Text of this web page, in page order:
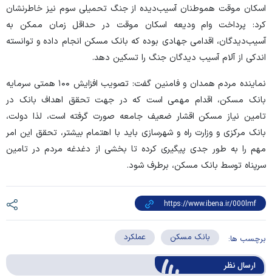
اسکان موقت هموطنان آسیب‌دیده از جنگ تحمیلی سوم نیز خاطرنشان
کرد: پرداخت وام ودیعه اسکان موقت در حداقل زمان ممکن به
آسیب‌دیدگان، اقدامی جهادی بوده که بانک مسکن انجام داده و توانسته
اندکی از آلام آسیب ‏دیدگان جنگ را تسکین دهد.
نماینده مردم همدان و فامنین گفت: تصویب افزایش ۱۰۰ همتی سرمایه
بانک مسکن، اقدام مهمی است که در جهت تحقق اهداف بانک در
تامین نیاز مسکن اقشار ضعیف جامعه صورت گرفته است، لذا دولت،
بانک مرکزی و وزارت راه و شهرسازی باید با اهتمام بیشتر، تحقق این امر
مهم را به طور جدی پیگیری کرده تا بخشی از دغدغه مردم در تامین
سرپناه توسط بانک مسکن، برطرف شود.
برچسب ها: بانک مسکن عملکرد
ارسال‌ نظر